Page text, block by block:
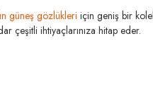
güneş gözlükleri için geniş bir
çeşitli ihtiyaçlarınıza hitap eder.